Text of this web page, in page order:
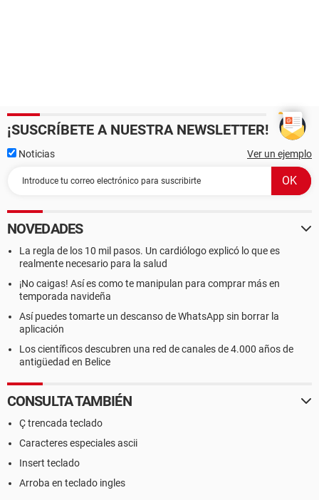
¡SUSCRÍBETE A NUESTRA NEWSLETTER!
Noticias Ver un ejemplo
NOVEDADES
La regla de los 10 mil pasos. Un cardiólogo explicó lo que es
realmente necesario para la salud
¡No caigas! Así es como te manipulan para comprar más en
temporada navideña
Así puedes tomarte un descanso de WhatsApp sin borrar la
aplicación
Los científicos descubren una red de canales de 4.000 años de
antigüedad en Belice
CONSULTA TAMBIÉN
Ç trencada teclado
Caracteres especiales ascii
Insert teclado
Arroba en teclado ingles